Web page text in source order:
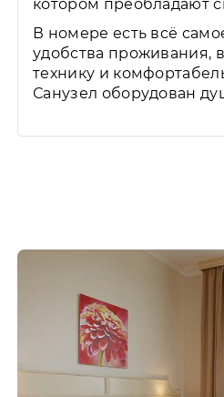
котором преобладают
В номере есть всё
удобства проживания,
технику и
Санузел оборудован